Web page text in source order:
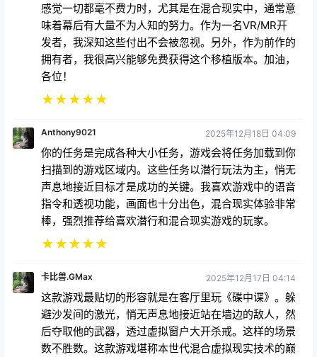
感觉一切都毫不费力时，尤其是在混合现实中，通常意
味着幕后有大量不为人知的努力。作为一名VR/MR开
发者，我深知这些付出不会被忽视。另外，作为前作的
拥有者，我很高兴能够免费获得这个移植版本。加油，
各位！
★★★★★
Anthony9021 2025年12月18日 04:09
你的任务是完成各种大小任务，游戏会将任务加载到你
扫描到的游戏区域内。这些任务以潜行玩法为主，悄无
声息地接近目标才是成功的关键。我喜欢游戏中的语音
指令和透视功能，画面也十分出色，混合现实体验非常
棒，强烈推荐给喜欢潜行和混合现实游戏的玩家。
★★★★★
卡比兽.GMax 2025年12月17日 04:14
这款游戏最贴切的形容就是在客厅里玩《碟中谍》。躲
避沙发间的激光，悄无声息地接近站在墙边的敌人，然
后夺取他的武器，透过虚拟窗户大开杀戒。这样的场景
数不胜数。这款游戏堪称本世代混合虚拟现实技术的巅